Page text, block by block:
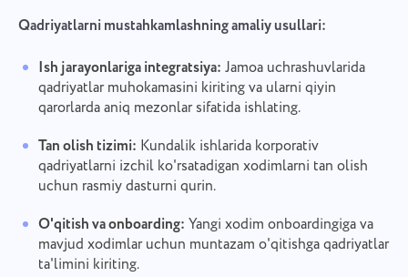
Qadriyatlarni mustahkamlashning amaliy usullari:
Ish jarayonlariga integratsiya: Jamoa uchrashuvlarida
qadriyatlar muhokamasini kiriting va ularni qiyin
qarorlarda aniq mezonlar sifatida ishlating.
Tan olish tizimi: Kundalik ishlarida korporativ
qadriyatlarni izchil ko'rsatadigan xodimlarni tan olish
uchun rasmiy dasturni qurin.
O'qitish va onboarding: Yangi xodim onboardingiga va
mavjud xodimlar uchun muntazam o'qitishga qadriyatlar
ta'limini kiriting.